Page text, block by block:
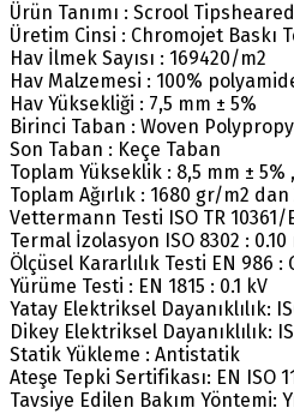
Ürün Tanımı : Scrool
Üretim Cinsi : Chromojet Baskı
Hav İlmek Sayısı : 169420/m2
Hav Malzemesi : 100%
Hav Yüksekliği : 7,5 mm ± 5%
Birinci Taban : Woven
Son Taban : Keçe Taban
Toplam Yükseklik : 8,5 mm ± 5%
Toplam Ağırlık : 1680 gr/m2
Vettermann Testi ISO TR 10361/
Termal İzolasyon ISO 8302 : 0.10
Ölçüsel Kararlılık Testi EN 986 :
Yürüme Testi : EN 1815 : 0.1 kV
Yatay Elektriksel Dayanıklılık:
Dikey Elektriksel Dayanıklılık:
Statik Yükleme : Antistatik
Ateşe Tepki Sertifikası: EN ISO
Tavsiye Edilen Bakım Yöntemi: